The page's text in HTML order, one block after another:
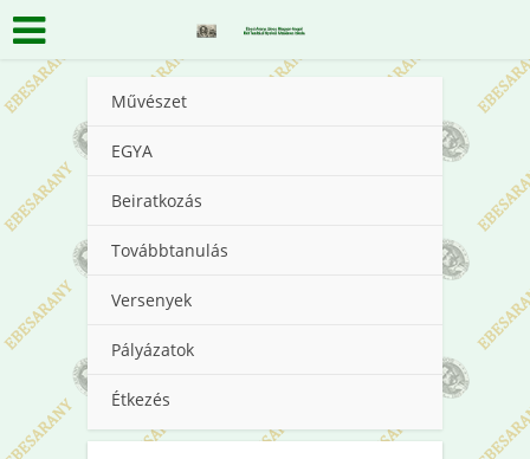
Művészet
EGYA
Beiratkozás
Továbbtanulás
Versenyek
Pályázatok
Étkezés